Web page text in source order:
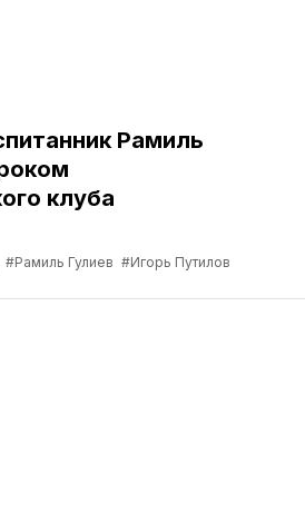
Рамиль
клуба
#Рамиль Гулиев #Игорь Путилов